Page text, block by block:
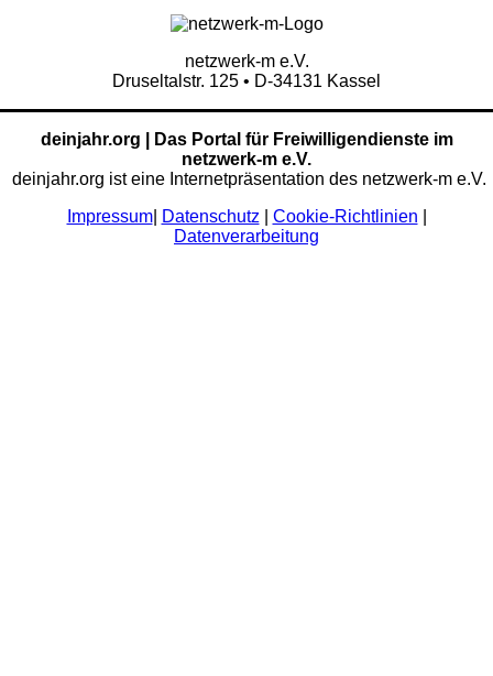
netzwerk-m e.V.
Druseltalstr. 125 • D-34131 Kassel
deinjahr.org | Das Portal für Freiwilligendienste im
netzwerk-m e.V.
deinjahr.org ist eine Internetpräsentation des netzwerk-m e.V.
Impressum| Datenschutz Cookie-Richtlinien
Datenverarbeitung